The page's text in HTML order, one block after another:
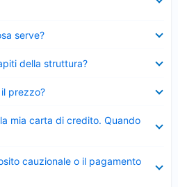
serve?
della struttura?
prezzo?
mia carta di credito. Quando
cauzionale o il pagamento